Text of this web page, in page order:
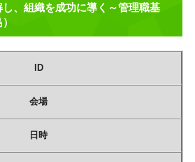
し、組織を成功に導く～管理職基
）
ID
会場
日時